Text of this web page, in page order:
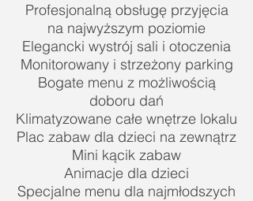
Profesjonalną obsługę przyjęcia
na najwyższym poziomie
Elegancki wystrój sali i otoczenia
Monitorowany i strzeżony parking
Bogate menu z możliwością
doboru dań
Klimatyzowane całe wnętrze lokalu
Plac zabaw dla dzieci na zewnątrz
Mini kącik zabaw
Animacje dla dzieci
Specjalne menu dla najmłodszych